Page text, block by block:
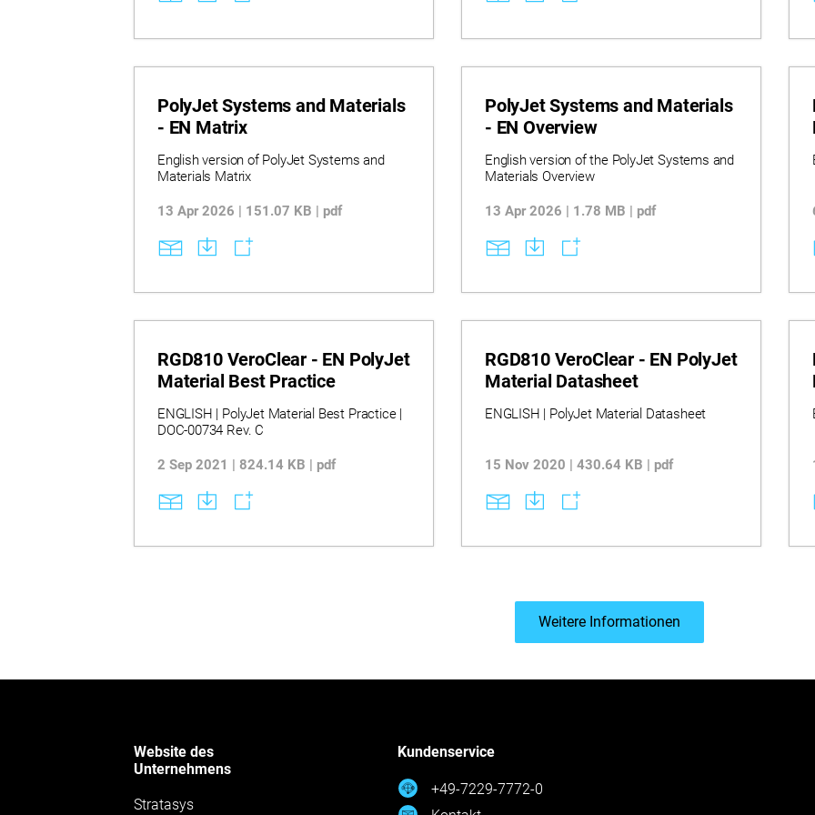
mechanical characteristics, including
thermal resistance. Explore detailed ASTM-
rubber-like, high-temperature, and simulated
selection and performance expectations.
PolyJet Systems and Materials
- EN Matrix
English version of PolyJet Systems and
Materials Matrix
13 Apr 2026 | 151.07 KB | pdf
PolyJet Systems and Materials
- EN Overview
English version of the PolyJet Systems and
Materials Overview
13 Apr 2026 | 1.78 MB | pdf
RGD810 VeroClear - EN PolyJet
Material Best Practice
ENGLISH | PolyJet Material Best Practice |
DOC-00734 Rev. C
2 Sep 2021 | 824.14 KB | pdf
RGD810 VeroClear - EN PolyJet
Material Datasheet
ENGLISH | PolyJet Material Datasheet
15 Nov 2020 | 430.64 KB | pdf
Weitere Informationen
Website des
Unternehmens
Stratasys
Kundenservice
+49-7229-7772-0